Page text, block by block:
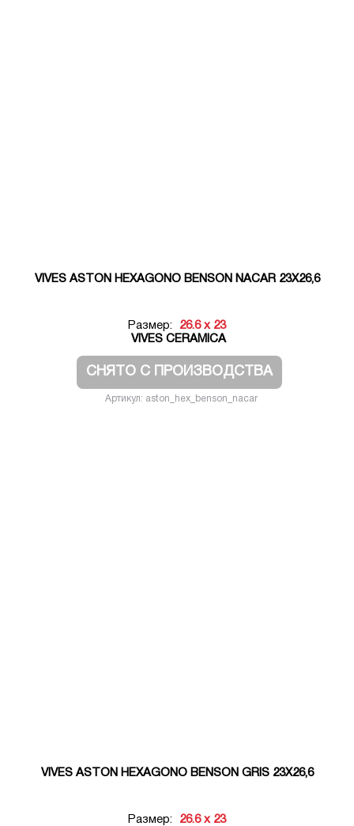
VIVES ASTON HEXAGONO BENSON NACAR 23X26,6
Размер:
26.6 x 23
VIVES CERAMICA
СНЯТО С ПРОИЗВОДСТВА
Артикул: aston_hex_benson_nacar
VIVES ASTON HEXAGONO BENSON GRIS 23X26,6
Размер:
26.6 x 23